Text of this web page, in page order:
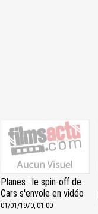
Planes : le spin-off de
Cars s'envole en vidéo
01/01/1970, 01:00